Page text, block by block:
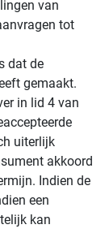
van
tot
dat de
gemaakt.
in lid 4 van
uiterlijk
akkoord
Indien de
een
kan